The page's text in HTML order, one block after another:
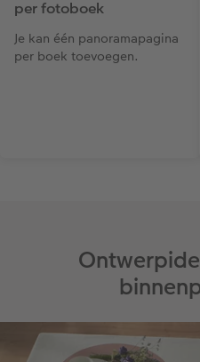
per fotoboek
Je kan één panoramapagina
per boek toevoegen.